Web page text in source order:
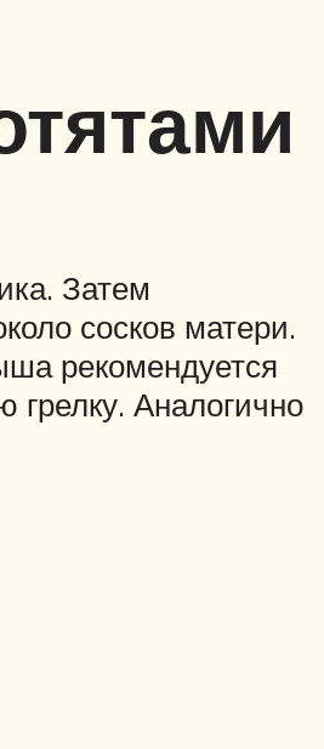
Затем
сосков матери.
рекомендуется
грелку. Аналогично